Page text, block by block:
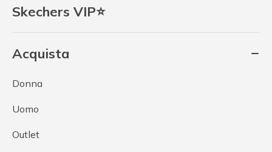
Skechers VIP⭐
Acquista
Donna
Uomo
Outlet